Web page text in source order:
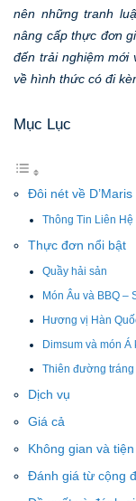
nên những tranh
nâng cấp thực đơn
đến trải nghiệm mới
về hình thức có đi
Mục Lục
Đôi nét về
Thông Tin Liên Hệ
Thực đơn nổi bật
Quầy hải sản
Món Âu và BBQ –
Hương vị Hàn
Dimsum và món Á
Thiên đường tráng
Dịch vụ
Giá cả
Không gian và
Đánh giá từ cộng